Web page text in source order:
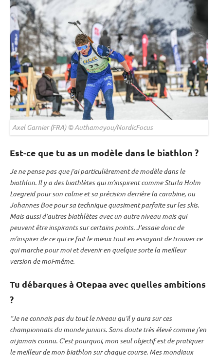
Axel Garnier (FRA) © Authamayou/NordicFocus
Est-ce que tu as un modèle dans le biathlon ?
Je ne pense pas que j’ai particulièrement de modèle dans le
biathlon. Il y a des biathlètes qui m’inspirent comme Sturla Holm
Laegreid pour son calme et sa précision derrière la carabine, ou
Johannes Boe pour sa technique quasiment parfaite sur les skis.
Mais aussi d’autres biathlètes avec un autre niveau mais qui
peuvent être inspirants sur certains points. J’essaie donc de
m’inspirer de ce qui ce fait le mieux tout en essayant de trouver ce
qui marche pour moi et devenir en quelque sorte la meilleur
version de moi-même.
Tu débarques à Otepaa avec quelles ambitions
?
“Je ne connais pas du tout le niveau qu’il y aura sur ces
championnats du mondejuniors. Sans doute très élevé comme j’en
ai jamais connu. C’est pourquoi, mon seul objectif est de pratiquer
le meilleur de mon biathlon sur chaque course. Mes mondiaux